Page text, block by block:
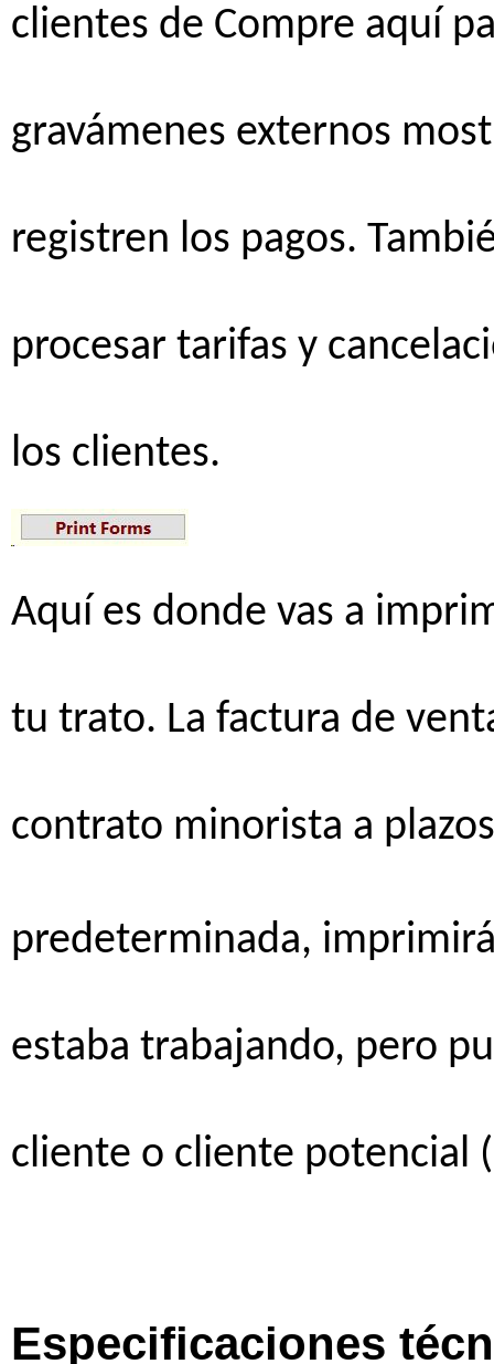
clientes de Compre aquí
gravámenes externos
registren los pagos.
procesar tarifas y
los clientes.
Aquí es donde vas a
tu trato. La factura de
contrato minorista a plazos
predeterminada,
estaba trabajando, pero
cliente o cliente potencial
Especificaciones